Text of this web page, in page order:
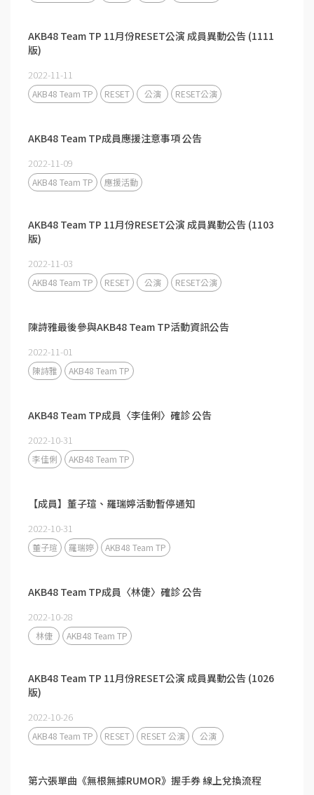
AKB48 Team TP 11月份RESET公演 成員異動公告 (1111
版)
2022-11-11
AKB48 Team TP RESET 公演 RESET公演
AKB48 Team TP成員應援注意事項 公告
2022-11-09
AKB48 Team TP 應援活動
AKB48 Team TP 11月份RESET公演 成員異動公告 (1103
版)
2022-11-03
AKB48 Team TP RESET 公演 RESET公演
陳詩雅最後參與AKB48 Team TP活動資訊公告
2022-11-01
陳詩雅 AKB48 Team TP
AKB48 Team TP成員〈李佳俐〉確診 公告
2022-10-31
李佳俐 AKB48 Team TP
【成員】董子瑄、羅瑞婷活動暫停通知
2022-10-31
董子瑄 羅瑞婷 AKB48 Team TP
AKB48 Team TP成員〈林倢〉確診 公告
2022-10-28
林倢 AKB48 Team TP
AKB48 Team TP 11月份RESET公演 成員異動公告 (1026
版)
2022-10-26
AKB48 Team TP RESET RESET 公演 公演
第六張單曲《無根無據RUMOR》握手券 線上兌換流程